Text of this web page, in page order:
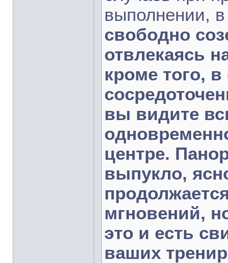
выполнении,
свободно
отвлекаясь
кроме того,
вы видите
центре.
выпукло,
мгновений,
это и есть
ваших